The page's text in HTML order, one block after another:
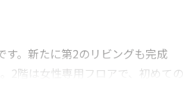
。新たに第2のリビングも完成
2階は女性専用フロアで、初めての